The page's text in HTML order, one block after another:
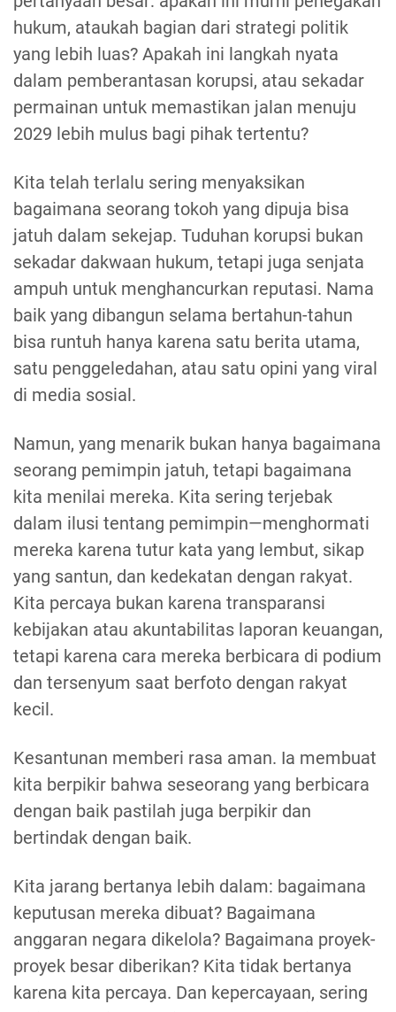
hukum, ataukah bagian dari strategi politik
yang lebih luas? Apakah ini langkah nyata
dalam pemberantasan korupsi, atau sekadar
permainan untuk memastikan jalan menuju
2029 lebih mulus bagi pihak tertentu?
Kita telah terlalu sering menyaksikan
bagaimana seorang tokoh yang dipuja bisa
jatuh dalam sekejap. Tuduhan korupsi bukan
sekadar dakwaan hukum, tetapi juga senjata
ampuh untuk menghancurkan reputasi. Nama
baik yang dibangun selama bertahun-tahun
bisa runtuh hanya karena satu berita utama,
satu penggeledahan, atau satu opini yang viral
di media sosial.
Namun, yang menarik bukan hanya bagaimana
seorang pemimpin jatuh, tetapi bagaimana
kita menilai mereka. Kita sering terjebak
dalam ilusi tentang pemimpin—menghormati
mereka karena tutur kata yang lembut, sikap
yang santun, dan kedekatan dengan rakyat.
Kita percaya bukan karena transparansi
kebijakan atau akuntabilitas laporan keuangan,
tetapi karena cara mereka berbicara di podium
dan tersenyum saat berfoto dengan rakyat
kecil.
Kesantunan memberi rasa aman. Ia membuat
kita berpikir bahwa seseorang yang berbicara
dengan baik pastilah juga berpikir dan
bertindak dengan baik.
Kita jarang bertanya lebih dalam: bagaimana
keputusan mereka dibuat? Bagaimana
anggaran negara dikelola? Bagaimana proyek-
proyek besar diberikan? Kita tidak bertanya
karena kita percaya. Dan kepercayaan, sering